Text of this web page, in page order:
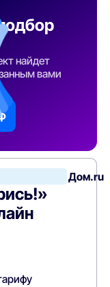
найдет
вами
Дом.ru